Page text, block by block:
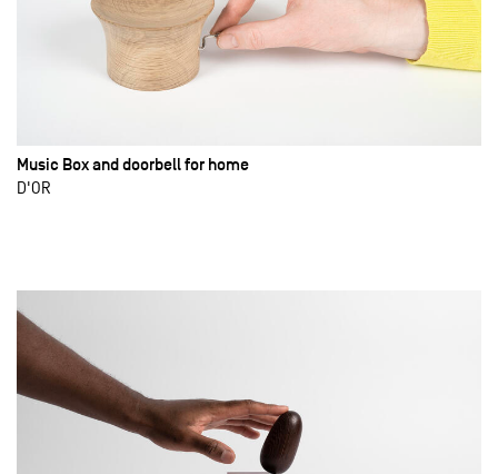
Music Box and doorbell for home
D'OR